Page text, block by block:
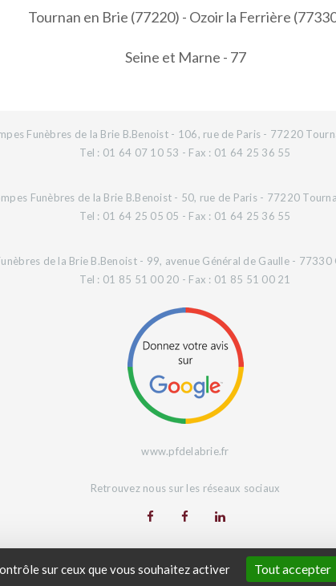
sur ceux que vous souhaitez activer Tout accepter
Tournan en Brie (77220) - Ozoir la Ferrière
Seine et Marne - 77
Funèbres de la Brie B.Benoist - 106, rue de Paris - 77220
Tel : 01 64 07 10 53 - Fax : 01 64 25 36 55
Funèbres de la Brie B.Benoist - 50, rue de Paris - 77220
Tel : 01 64 25 05 05 - Fax : 01 64 25 36 55
de la Brie B.Benoist - 99, avenue Général de Gaulle -
Tel : 01 85 51 00 20 - Fax : 01 85 51 00 21
www.pfdelabrie.fr
Retrouvez nous sur les réseaux sociaux
L'Agence Digeetal